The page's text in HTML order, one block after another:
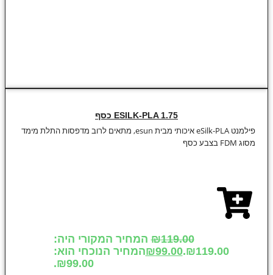
ESILK-PLA 1.75 כסף
פילמנט eSilk-PLA איכותי מבית esun, מתאים לרוב מדפסות התלת מימד
מסוג FDM בצבע כסף
₪119.00
המחיר המקורי היה:
₪119.00.
₪99.00
המחיר הנוכחי הוא:
₪99.00.